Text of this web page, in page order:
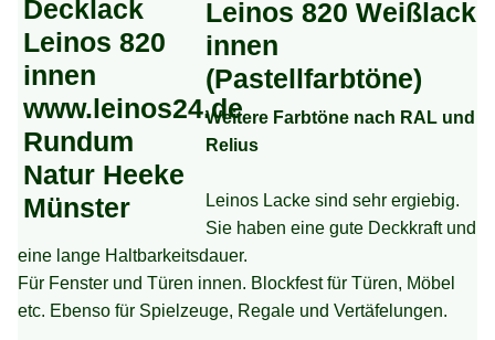
Leinos 820 Weißlack
innen
(Pastellfarbtöne)
Weitere Farbtöne nach RAL und
Relius
Leinos Lacke sind sehr ergiebig.
Sie haben eine gute Deckkraft und
eine lange Haltbarkeitsdauer.
Für Fenster und Türen innen. B lockfest für Türen, Möbel
etc. Ebenso für Spielzeuge, Regale und Vertäfelungen.